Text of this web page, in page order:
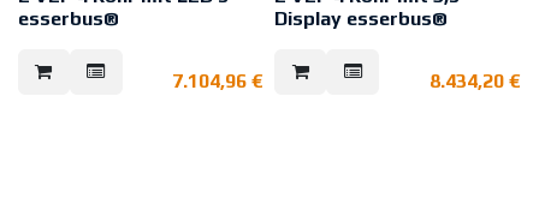
esserbus®
integriertem esserbus®-Koppler
zur direkten Integration in die
7.104,96 €
Display esserbus®
integriertem esserbus®-Koppler
zur direkten Integration in die
8.434,20€